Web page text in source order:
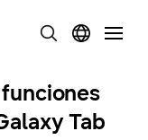
Tab